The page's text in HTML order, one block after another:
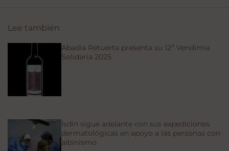
Lee también
Abadía Retuerta presenta su 12ª Vendimia
Solidaria 2025
Isdin sigue adelante con sus expediciones
dermatológicas en apoyo a las personas con
albinismo